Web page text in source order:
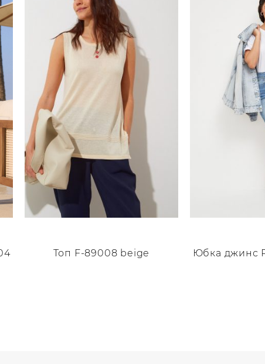
Топ F-89008 beige Юбка джинс